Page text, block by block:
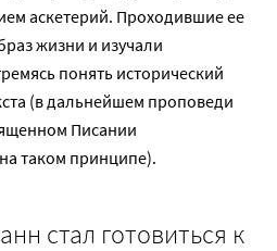
аскетерий. Проходившие ее
жизни и изучали
понять исторический
(в дальнейшем проповеди
Писании
таком принципе).
стал готовиться к